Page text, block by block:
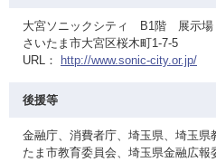
大宮ソニックシティ B1階 展示場
さいたま市大宮区桜木町1-7-5
URL：
http://www.sonic-city.or.jp/
後援等
金融庁、消費者庁、埼玉県、埼玉
たま市教育委員会、埼玉県金融広報